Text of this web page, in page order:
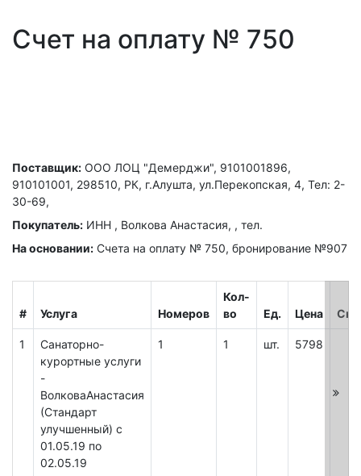
Счет на оплату № 750
Поставщик: ООО ЛОЦ "Демерджи", 9101001896,
910101001, 298510, РК, г.Алушта, ул.Перекопская, 4, Тел: 2-
30-69,
Покупатель: ИНН , Волкова Анастасия, , тел.
На основании: Счета на оплату № 750, бронирование №907
# Услуга Номеров
Кол-
во
Ед. Цена
1
Cанаторно-
курортные услуги
-
ВолковаАнастасия
(Стандарт
улучшенный) c
01.05.19 по
02.05.19
1 1 шт. 5798